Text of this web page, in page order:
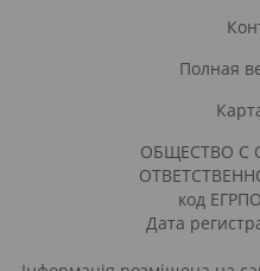
Полная
ОБЩЕСТВО С
код
Дата